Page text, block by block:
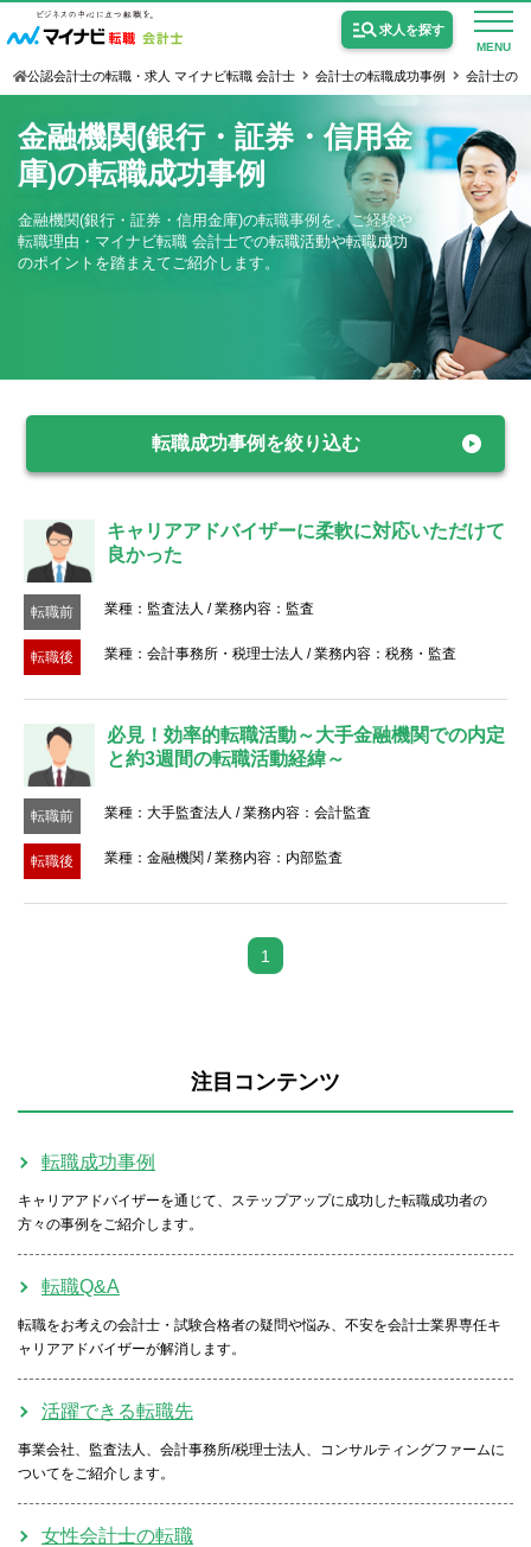
MENU
求人を探す
公認会計士の求人
監査法人の求人
公認会計士試験合格向けの求人
USCPA（米国公認会計士）の求人
女性会計士の転職
転職お役立ち情報
サービス紹介
転職お役立ち情報
公認会計士の転職・求人 マイナビ転職 会計士 会計士の転職成功事例 会計士の
金融機関(銀行・証券・信用金
庫)の転職成功事例
金融機関(銀行・証券・信用金庫)の転職事例を、ご経験や
転職理由・マイナビ転職 会計士での転職活動や転職成功
のポイントを踏まえてご紹介します。
転職成功事例を絞り込む
キャリアアドバイザーに柔軟に対応いただけて
良かった
転職前 業種：監査法人 / 業務内容：監査
転職後 業種：会計事務所・税理士法人 / 業務内容：税務・監査
必見！効率的転職活動～大手金融機関での内定
と約3週間の転職活動経緯～
転職前 業種：大手監査法人 / 業務内容：会計監査
転職後 業種：金融機関 / 業務内容：内部監査
1
注目コンテンツ
転職成功事例
キャリアアドバイザーを通じて、ステップアップに成功した転職成功者の
方々の事例をご紹介します。
転職Q&A
転職をお考えの会計士・試験合格者の疑問や悩み、不安を会計士業界専任キ
ャリアアドバイザーが解消します。
活躍できる転職先
事業会社、監査法人、会計事務所/税理士法人、コンサルティングファームに
ついてをご紹介します。
女性会計士の転職